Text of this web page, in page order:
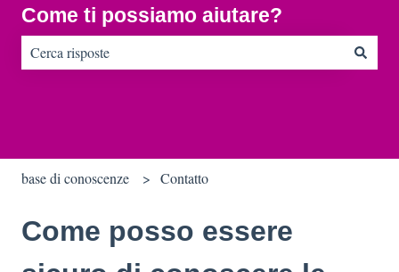
Come ti possiamo aiutare?
base di conoscenze Contatto
Come posso essere